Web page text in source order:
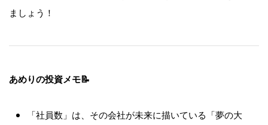
ましょう！
あめりの投資メモ📝
「社員数」は、その会社が未来に描いている「夢の大